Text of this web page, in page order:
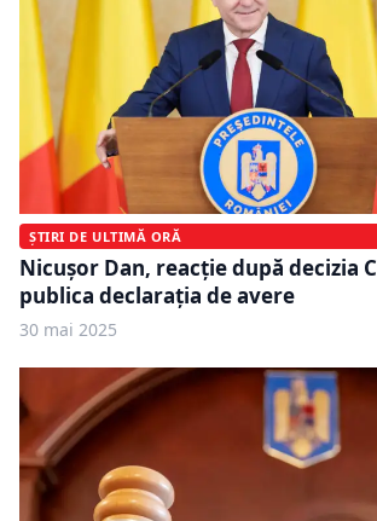
ȘTIRI DE ULTIMĂ ORĂ
Nicușor Dan, reacție după decizia
publica declarația de avere
30 mai 2025